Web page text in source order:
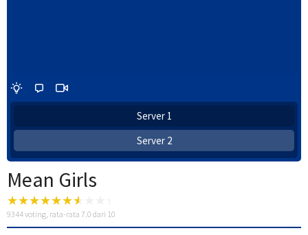
Server 1
Server 2
Mean Girls
9344voting, rata-rata 7.0 dari 10